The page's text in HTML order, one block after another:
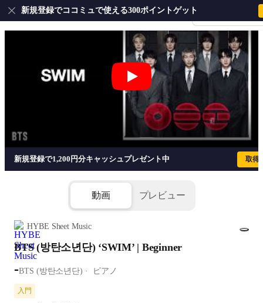
会員登録・ログイ
新規登録でココミュで使える300ポイントゲット
BTS (방탄소년단) ‘SWIM’ | Beginner
新規登録で1,200円分キャッシュプレゼント中 取得
動画 プレビュー
HYBE Sheet Music
BTS (방탄소년단) ‘SWIM’ | Beginner
-BTS (방탄소년단) ピアノ
入門